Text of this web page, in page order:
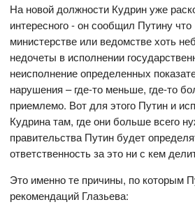
На новой должности Кудрин уже
интересного - он сообщил Путину
министерстве или ведомстве хоть
недочеты в исполнении
неисполнение определенных
нарушения – где-то меньше, где-то
приемлемо. Вот для этого Путин и
Кудрина там, где они больше всего
правительства Путин будет
ответственность за это ни с кем
Это именно те причины, по которым
рекомендаций Глазьева: